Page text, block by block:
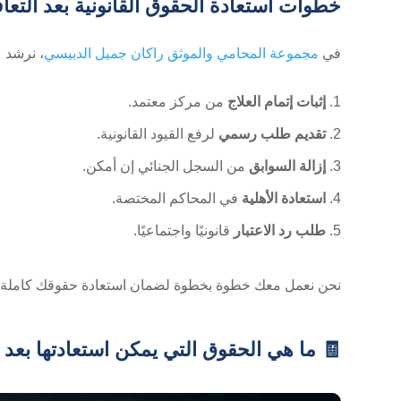
خطوات استعادة الحقوق القانونية بعد
في مجموعة المحامي والموثق راكان جميل الدبيسي، نرشد
إثبات إتمام العلاج من مركز معتمد.
تقديم طلب رسمي لرفع القيود القانونية.
إزالة السوابق من السجل الجنائي إن أمكن.
استعادة الأهلية في المحاكم المختصة.
طلب رد الاعتبار قانونيًا واجتماعيًا.
نحن نعمل معك خطوة بخطوة لضمان استعادة حقوقك كاملة،
🧾 ما هي الحقوق التي يمكن استعادتها بعد